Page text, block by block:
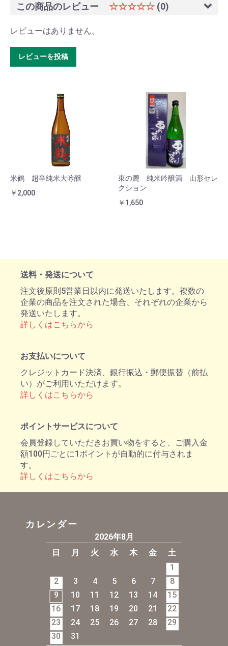
この商品のレビュー ☆☆☆☆☆ (0)
レビューはありません。
レビューを投稿
米鶴 超辛純米大吟醸
￥2,000
東の麓 純米吟醸酒 山形セレ
クション
￥1,650
送料・発送について
注文後原則5営業日以内に発送いたします。複数の
企業の商品を注文された場合、それぞれの企業から
発送いたします。
詳しくはこちらから
お支払いについて
クレジットカード決済、銀行振込・郵便振替（前払
い）がご利用いただけます。
詳しくはこちらから
ポイントサービスについて
会員登録していただきお買い物をすると、ご購入金
額100円ごとに1ポイントが自動的に付与されま
す。
詳しくはこちらから
カレンダー
2026年8月
日
月 火 水 木 金
土
1
2
3 4 5 6 7
8
9
10 11 12 13 14
15
16
17 18 19 20 21
22
23
24 25 26 27 28
29
30
31